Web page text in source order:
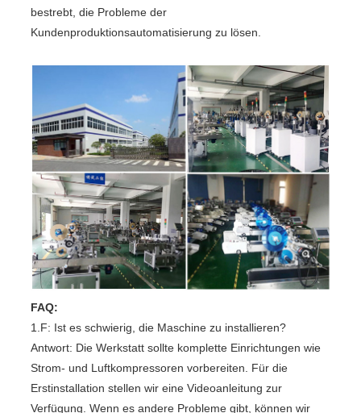
bestrebt, die Probleme der
Kundenproduktionsautomatisierung zu lösen.
FAQ:
1.F: Ist es schwierig, die Maschine zu installieren?
Antwort: Die Werkstatt sollte komplette Einrichtungen wie
Strom- und Luftkompressoren vorbereiten. Für die
Erstinstallation stellen wir eine Videoanleitung zur
Verfügung. Wenn es andere Probleme gibt, können wir